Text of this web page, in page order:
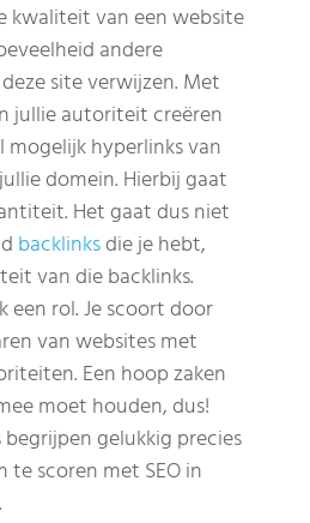
kwaliteit van een website
andere
site verwijzen. Met
jullie autoriteit creëren
hyperlinks van
domein. Hierbij gaat
Het gaat dus niet
backlinksdie je hebt,
van die backlinks.
een rol. Je scoort door
van websites met
Een hoop zaken
moet houden, dus!
begrijpen gelukkig precies
scoren met SEO in